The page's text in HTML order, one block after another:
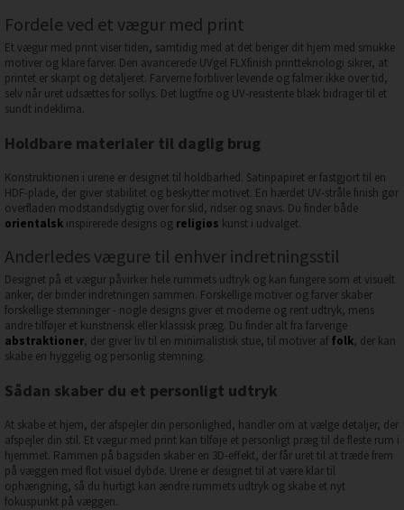
Fordele ved et vægur med print
Et vægur med print viser tiden, samtidig med at det beriger dit hjem med smukke
motiver og klare farver. Den avancerede UVgel FLXfinish printteknologi sikrer, at
printet er skarpt og detaljeret. Farverne forbliver levende og falmer ikke over tid,
selv når uret udsættes for sollys. Det lugtfrie og UV-resistente blæk bidrager til et
sundt indeklima.
Holdbare materialer til daglig brug
Konstruktionen i urene er designet til holdbarhed. Satinpapiret er fastgjort til en
HDF-plade, der giver stabilitet og beskytter motivet. En hærdet UV-stråle finish gør
overfladen modstandsdygtig over for slid, ridser og snavs. Du finder både
orientalsk inspirerede designs og religiøs kunst i udvalget.
Anderledes vægure til enhver indretningsstil
Designet på et vægur påvirker hele rummets udtryk og kan fungere som et visuelt
anker, der binder indretningen sammen. Forskellige motiver og farver skaber
forskellige stemninger - nogle designs giver et moderne og rent udtryk, mens
andre tilføjer et kunstnerisk eller klassisk præg. Du finder alt fra farverige
abstraktioner, der giver liv til en minimalistisk stue, til motiver af folk, der kan
skabe en hyggelig og personlig stemning.
Sådan skaber du et personligt udtryk
At skabe et hjem, der afspejler din personlighed, handler om at vælge detaljer, der
afspejler din stil. Et vægur med print kan tilføje et personligt præg til de fleste rum i
hjemmet. Rammen på bagsiden skaber en 3D-effekt, der får uret til at træde frem
på væggen med flot visuel dybde. Urene er designet til at være klar til
ophængning, så du hurtigt kan ændre rummets udtryk og skabe et nyt
fokuspunkt på væggen.